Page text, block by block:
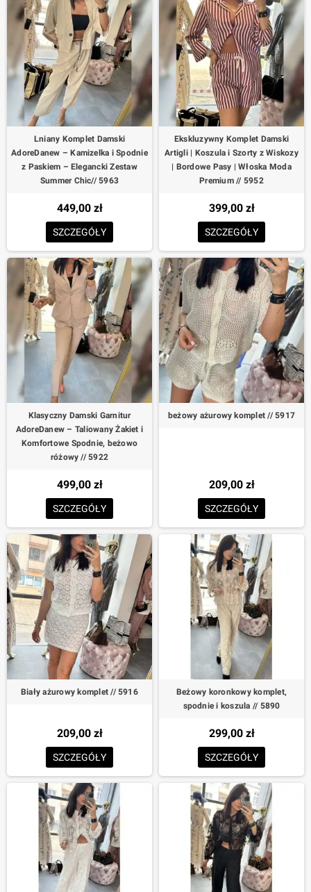
Lniany Komplet Damski
AdoreDanew – Kamizelka i Spodnie
z Paskiem – Elegancki Zestaw
Summer Chic// 5963
449,00 zł
SZCZEGÓŁY
Ekskluzywny Komplet Damski
Artigli | Koszula i Szorty z Wiskozy
| Bordowe Pasy | Włoska Moda
Premium // 5952
399,00 zł
SZCZEGÓŁY
Klasyczny Damski Garnitur
AdoreDanew – Taliowany Żakiet i
Komfortowe Spodnie, beżowo
różowy // 5922
499,00 zł
SZCZEGÓŁY
beżowy ażurowy komplet // 5917
209,00 zł
SZCZEGÓŁY
Biały ażurowy komplet // 5916
209,00 zł
SZCZEGÓŁY
Beżowy koronkowy komplet,
spodnie i koszula // 5890
299,00 zł
SZCZEGÓŁY